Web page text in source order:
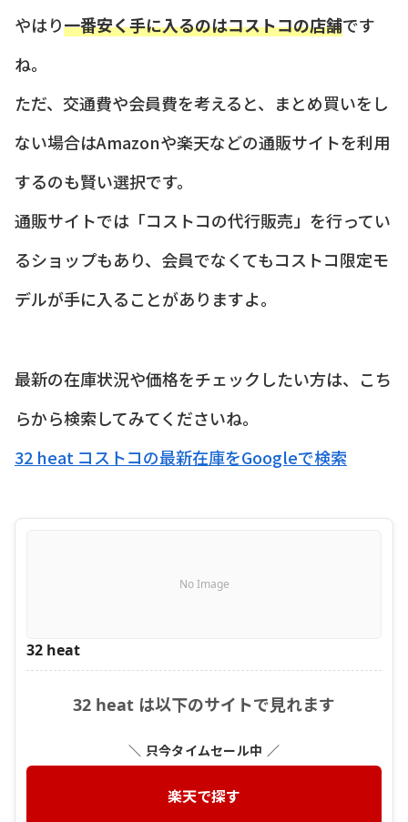
やはり一番安く手に入るのはコストコの店舗です
ね。
ただ、交通費や会員費を考えると、まとめ買いをし
ない場合はAmazonや楽天などの通販サイトを利用
するのも賢い選択です。
通販サイトでは「コストコの代行販売」を行ってい
るショップもあり、会員でなくてもコストコ限定モ
デルが手に入ることがありますよ。
最新の在庫状況や価格をチェックしたい方は、こち
らから検索してみてくださいね。
32 heat コストコの最新在庫をGoogleで検索
No Image
32 heat
32 heat は以下のサイトで見れます
＼ 只今タイムセール中 ／
楽天で探す